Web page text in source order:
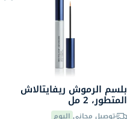
بلسم الرموش ريفايتالاش
المتطور، 2 مل
توصيل مجاني اليوم